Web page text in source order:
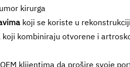
kirurga
koji se koriste u
koji kombiniraju otvorene i
klijentima da prošire svoje